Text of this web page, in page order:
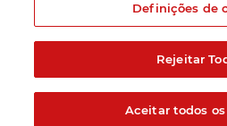
Mapa do Site Termos de uso
Definições de
Rejeitar
Aceitar todos